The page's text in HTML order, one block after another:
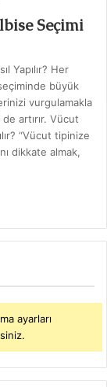
Seçimi
Yapılır? Her
büyük
vurgulamakla
artırır. Vücut
“Vücut tipinize
dikkate almak,
ayarları